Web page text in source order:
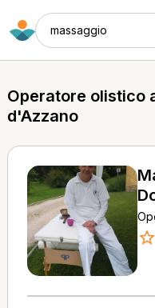
massaggio
Operatore olistico
d'Azzano